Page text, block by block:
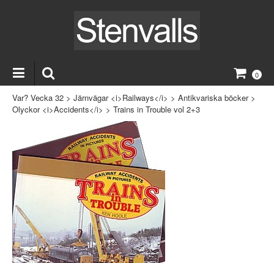
0
Var? Vecka 32 > Järnvägar <i>Railways</i> > Antikvariska böcker>
Olyckor <i>Accidents</i> > Trains in Trouble vol 2+3